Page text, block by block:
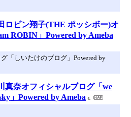
ロビン翔子(THE ポッシボー)オ
ROBIN」Powered by Ameba
「しいたけのブログ」Powered by
真奈オフィシャルブログ「we
」Powered by Ameba